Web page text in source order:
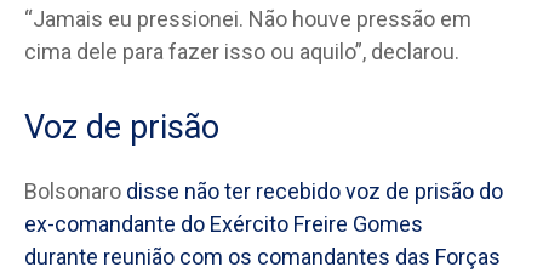
“Jamais eu pressionei. Não houve pressão em
cima dele para fazer isso ou aquilo”, declarou.
Voz de prisão
Bolsonaro disse não ter recebido voz de prisão do
ex-comandante do Exército Freire Gomes
durante reunião com os comandantes das Forças